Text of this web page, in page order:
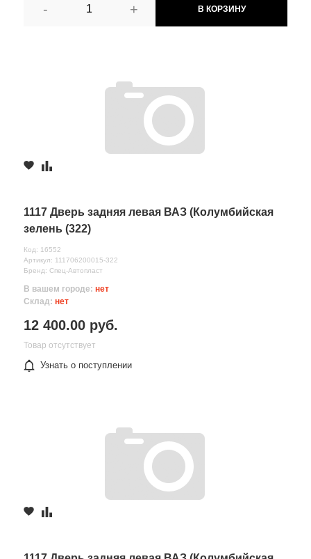
- + В КОРЗИНУ
1117 Дверь задняя левая ВАЗ (Колумбийская
зелень (322)
Код: 16552
Артикул: 111706200015-322
Бренд: Спец-Автопласт
В вашем городе: нет
Склад: нет
12 400.00 руб.
Товар отсутствует
Узнать о поступлении